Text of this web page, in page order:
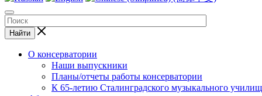
Найти
О консерватории
Наши выпускники
Планы/отчеты работы консерватории
К 65-летию Сталинградского музыкального